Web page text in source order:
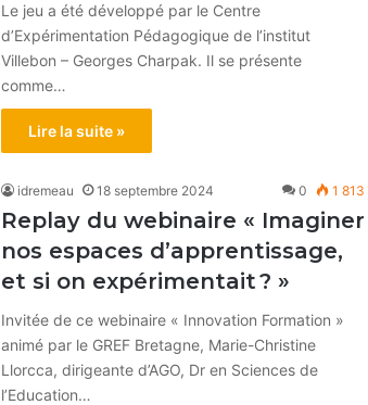
Le jeu a été développé par le Centre
d’Expérimentation Pédagogique de l’institut
Villebon – Georges Charpak. Il se présente
comme…
Lire la suite »
idremeau 18 septembre 2024 0 1 813
Replay du webinaire « Imaginer
nos espaces d’apprentissage,
et si on expérimentait ? »
Invitée de ce webinaire « Innovation Formation »
animé par le GREF Bretagne, Marie-Christine
Llorcca, dirigeante d’AGO, Dr en Sciences de
l’Education…